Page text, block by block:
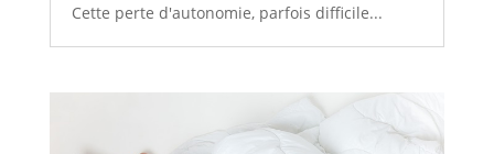
Cette perte d'autonomie, parfois difficile...